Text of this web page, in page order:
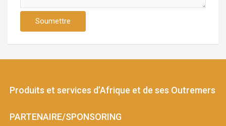
Soumettre
Produits et services d’Afrique et de ses Outremers
PARTENAIRE/SPONSORING